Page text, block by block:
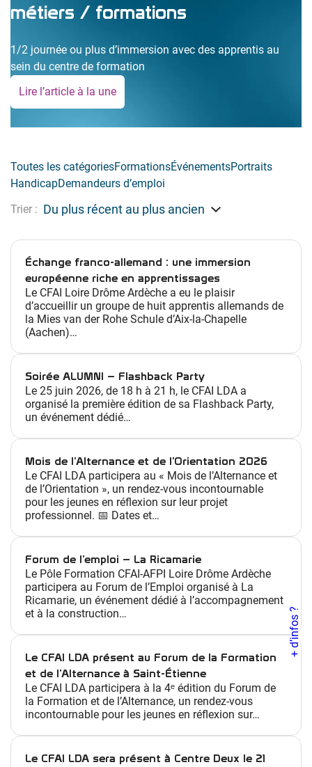
métiers / formations
1/2 journée ou plus d’immersion avec des apprentis au
sein du centre de formation
Lire l’article à la une
:
M
i
-
s
a
g
e
s
d
é
o
u
v
e
r
t
e
d
e
s
é
t
i
e
r
f
o
r
m
Toutes les catégoriesFormationsÉvénementsPortraits
HandicapDemandeurs d’emploi
Trier :
Échange franco-allemand : une immersion
européenne riche en apprentissages
Le CFAI Loire Drôme Ardèche a eu le plaisir
d’accueillir un groupe de huit apprentis allemands de
la Mies van der Rohe Schule d’Aix-la-Chapelle
(Aachen)…
Soirée ALUMNI – Flashback Party
Le 25 juin 2026, de 18 h à 21 h, le CFAI LDA a
organisé la première édition de sa Flashback Party,
un événement dédié…
Mois de l’Alternance et de l’Orientation 2026
Le CFAI LDA participera au « Mois de l’Alternance et
de l’Orientation », un rendez-vous incontournable
pour les jeunes en réflexion sur leur projet
professionnel. 📅 Dates et…
Forum de l’emploi – La Ricamarie
Le Pôle Formation CFAI-AFPI Loire Drôme Ardèche
participera au Forum de l’Emploi organisé à La
Ricamarie, un événement dédié à l’accompagnement
et à la construction…
Le CFAI LDA présent au Forum de la Formation
et de l’Alternance à Saint-Étienne
Le CFAI LDA participera à la 4ᵉ édition du Forum de
la Formation et de l’Alternance, un rendez-vous
incontournable pour les jeunes en réflexion sur…
Le CFAI LDA sera présent à Centre Deux le 21
+ d’infos ?